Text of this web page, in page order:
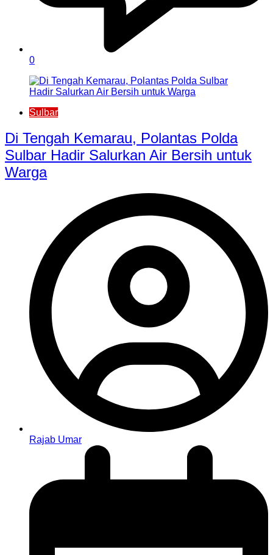
0
Sulbar
Di Tengah Kemarau, Polantas Polda
Sulbar Hadir Salurkan Air Bersih untuk
Warga
Rajab Umar